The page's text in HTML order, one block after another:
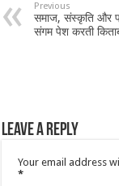
Previous
समाज, संस्कृति और
संगम पेश करती
Leave a Reply
Your email address
*